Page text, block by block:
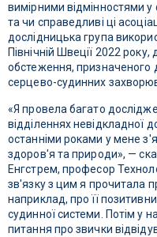
вимірними відмінностями
та чи справедливі ці
дослідницька група
Північній Швеції 2022
обстеження, призначеного
серцево-судинних
«Я провела багато
відділеннях невідкладної
останніми роками у мене
здоров'я та природи», —
Енгстрем, професор
зв'язку з цим я прочитала
наприклад, про її
судинної системи. Потім у
питання про звички